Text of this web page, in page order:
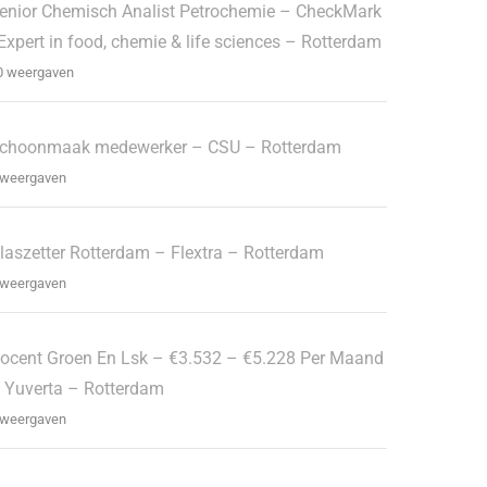
Chemisch Analist Petrochemie – CheckMark
in food, chemie & life sciences – Rotterdam
weergaven
medewerker – CSU – Rotterdam
Rotterdam – Flextra – Rotterdam
Groen En Lsk – €3.532 – €5.228 Per Maand
Yuverta – Rotterdam